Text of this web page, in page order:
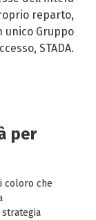
reparto,
unico Gruppo
STADA.
per
coloro che